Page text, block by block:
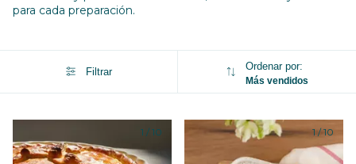
para cada preparación.
Filtrar Ordenar por:
Más vendidos
1 / 10 1/10